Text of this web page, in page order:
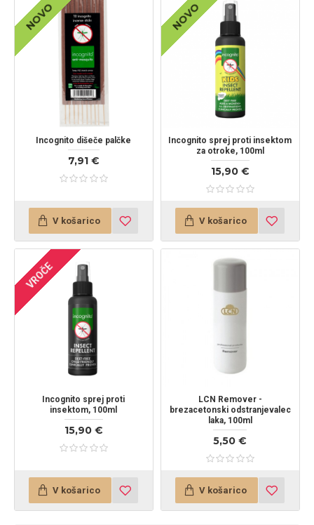
NOVO
Incognito dišeče palčke
7,91 €
V košarico
NOVO
Incognito sprej proti insektom
za otroke, 100ml
15,90 €
V košarico
NOVO
VROČE
Incognito sprej proti
insektom, 100ml
15,90 €
V košarico
LCN Remover -
brezacetonski odstranjevalec
laka, 100ml
5,50 €
V košarico